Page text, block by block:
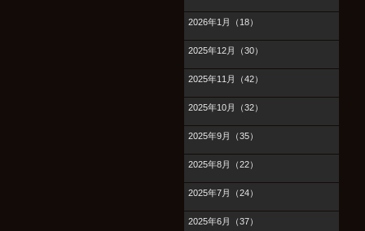
2026年1月（18）
2025年12月（30）
2025年11月（42）
2025年10月（32）
2025年9月（35）
2025年8月（22）
2025年7月（24）
2025年6月（37）